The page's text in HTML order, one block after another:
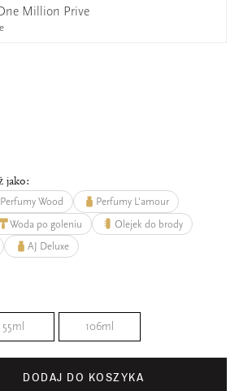
Million Prive
jako:
Perfumy Wood
Perfumy L'amour
Woda po goleniu
Olejek do brody
AJ Deluxe
55ml 106ml
DODAJ DO KOSZYKA